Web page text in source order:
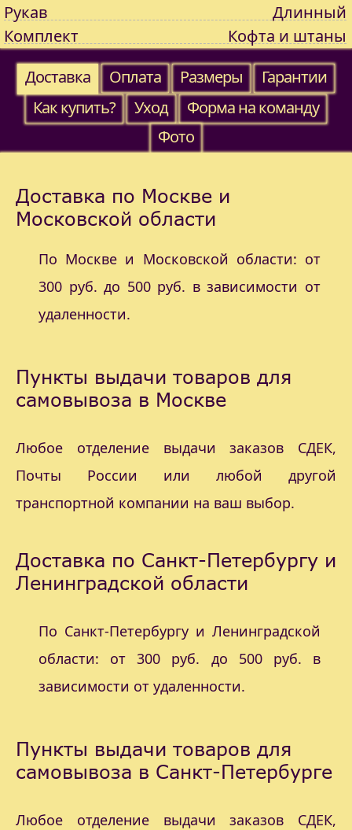
Рукав
Длинный
Комплект
Кофта и штаны
Доставка
Оплата Размеры
Гарантии
Как купить?
Уход
Форма на команду
Фото
Доставка по Москве и
Московской области
По Москве и Московской области: от
300 руб. до 500 руб. в зависимости от
удаленности.
Пункты выдачи товаров для
самовывоза в Москве
Любое отделение выдачи заказов СДЕК,
Почты России или любой другой
транспортной компании на ваш выбор.
Доставка по Санкт-Петербургу и
Ленинградской области
По Санкт-Петербургу и Ленинградской
области: от 300 руб. до 500 руб. в
зависимости от удаленности.
Пункты выдачи товаров для
самовывоза в Санкт-Петербурге
Любое отделение выдачи заказов СДЕК,